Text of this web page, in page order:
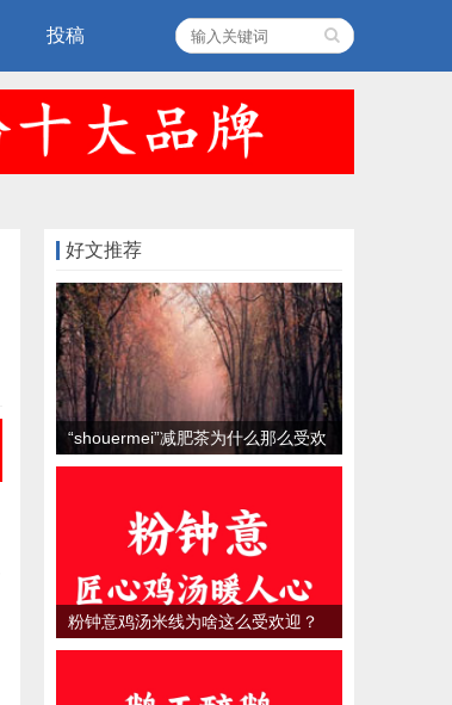
投稿
好文推荐
“shouermei”减肥茶为什么那么受欢
迎？
粉钟意鸡汤米线为啥这么受欢迎？